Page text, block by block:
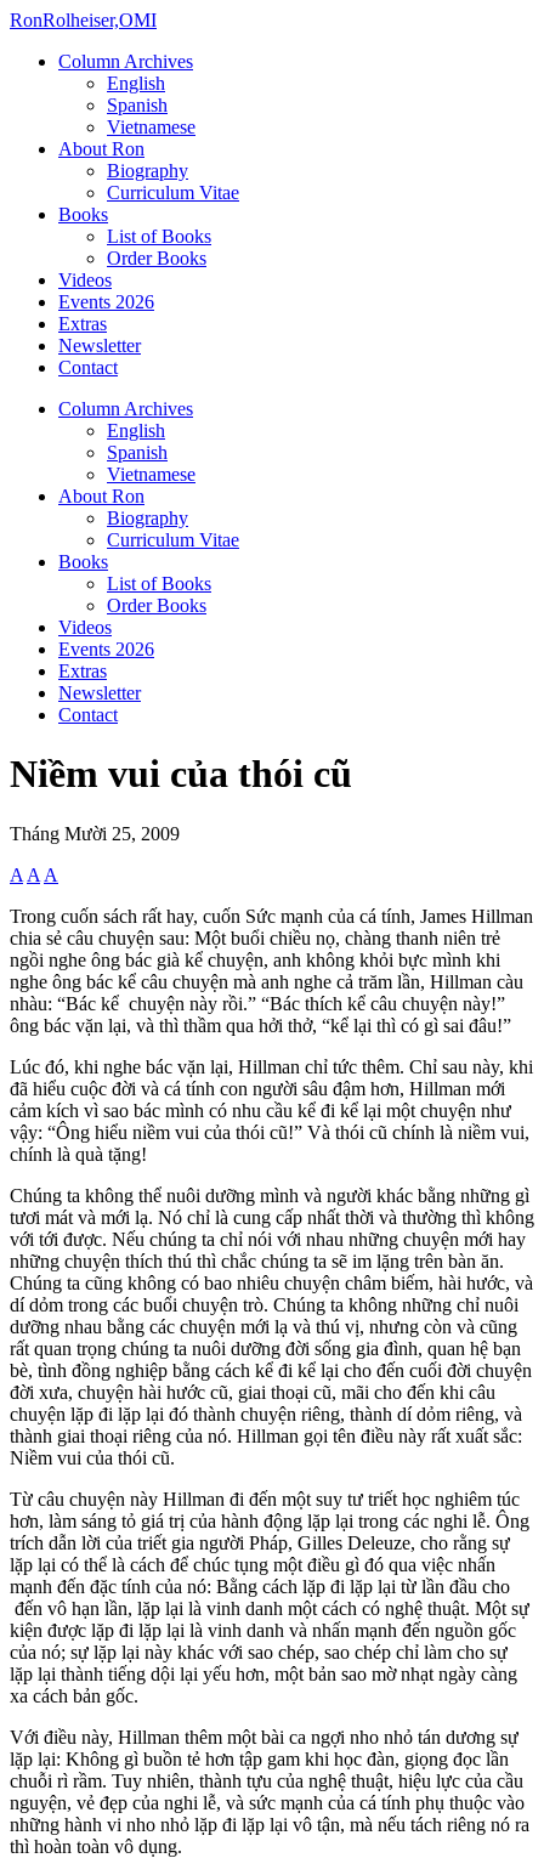
RonRolheiser,OMI
Column Archives
English
Spanish
Vietnamese
About Ron
Biography
Curriculum Vitae
Books
List of Books
Order Books
Videos
Events 2026
Extras
Newsletter
Contact
Column Archives
English
Spanish
Vietnamese
About Ron
Biography
Curriculum Vitae
Books
List of Books
Order Books
Videos
Events 2026
Extras
Newsletter
Contact
Niềm vui của thói cũ
Tháng Mười 25, 2009
A A A
Trong cuốn sách rất hay, cuốn Sức mạnh của cá tính, James Hillman
chia sẻ câu chuyện sau: Một buổi chiều nọ, chàng thanh niên trẻ
ngồi nghe ông bác già kể chuyện, anh không khỏi bực mình khi
nghe ông bác kể câu chuyện mà anh nghe cả trăm lần, Hillman càu
nhàu: “Bác kể chuyện này rồi.” “Bác thích kể câu chuyện này!”
ông bác vặn lại, và thì thầm qua hởi thở, “kể lại thì có gì sai đâu!”
Lúc đó, khi nghe bác vặn lại, Hillman chỉ tức thêm. Chỉ sau này, khi
đã hiểu cuộc đời và cá tính con người sâu đậm hơn, Hillman mới
cảm kích vì sao bác mình có nhu cầu kể đi kể lại một chuyện như
vậy: “Ông hiểu niềm vui của thói cũ!” Và thói cũ chính là niềm vui,
chính là quà tặng!
Chúng ta không thể nuôi dưỡng mình và người khác bằng những gì
tươi mát và mới lạ. Nó chỉ là cung cấp nhất thời và thường thì không
với tới được. Nếu chúng ta chỉ nói với nhau những chuyện mới hay
những chuyện thích thú thì chắc chúng ta sẽ im lặng trên bàn ăn.
Chúng ta cũng không có bao nhiêu chuyện châm biếm, hài hước, và
dí dỏm trong các buổi chuyện trò. Chúng ta không những chỉ nuôi
dưỡng nhau bằng các chuyện mới lạ và thú vị, nhưng còn và cũng
rất quan trọng chúng ta nuôi dưỡng đời sống gia đình, quan hệ bạn
bè, tình đồng nghiệp bằng cách kể đi kể lại cho đến cuối đời chuyện
đời xưa, chuyện hài hước cũ, giai thoại cũ, mãi cho đến khi câu
chuyện lặp đi lặp lại đó thành chuyện riêng, thành dí dỏm riêng, và
thành giai thoại riêng của nó. Hillman gọi tên điều này rất xuất sắc:
Niềm vui của thói cũ.
Từ câu chuyện này Hillman đi đến một suy tư triết học nghiêm túc
hơn, làm sáng tỏ giá trị của hành động lặp lại trong các nghi lễ. Ông
trích dẫn lời của triết gia người Pháp, Gilles Deleuze, cho rằng sự
lặp lại có thể là cách để chúc tụng một điều gì đó qua việc nhấn
mạnh đến đặc tính của nó: Bằng cách lặp đi lặp lại từ lần đầu cho
đến vô hạn lần, lặp lại là vinh danh một cách có nghệ thuật. Một sự
kiện được lặp đi lặp lại là vinh danh và nhấn mạnh đến nguồn gốc
của nó; sự lặp lại này khác với sao chép, sao chép chỉ làm cho sự
lặp lại thành tiếng dội lại yếu hơn, một bản sao mờ nhạt ngày càng
xa cách bản gốc.
Với điều này, Hillman thêm một bài ca ngợi nho nhỏ tán dương sự
lặp lại: Không gì buồn tẻ hơn tập gam khi học đàn, giọng đọc lần
chuỗi rì rầm. Tuy nhiên, thành tựu của nghệ thuật, hiệu lực của cầu
nguyện, vẻ đẹp của nghi lễ, và sức mạnh của cá tính phụ thuộc vào
những hành vi nho nhỏ lặp đi lặp lại vô tận, mà nếu tách riêng nó ra
thì hoàn toàn vô dụng.